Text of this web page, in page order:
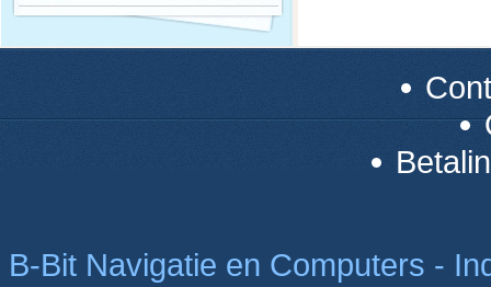
B-Bit Navigatie en Computers -